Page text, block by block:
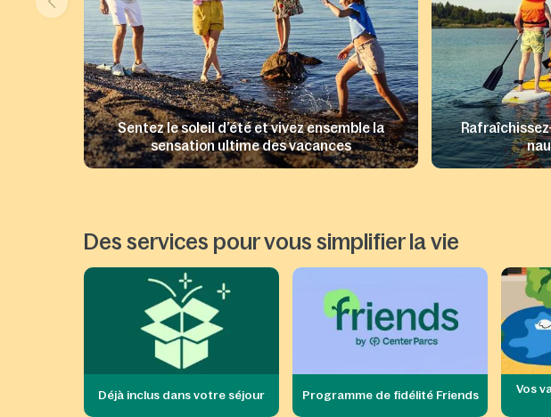
Sentez le soleil d’été et vivez ensemble la
sensation ultime des vacances
Des services pour vous simplifier la vie
Déjà inclus dans votre séjour Programme de fidélité Friends
Vos